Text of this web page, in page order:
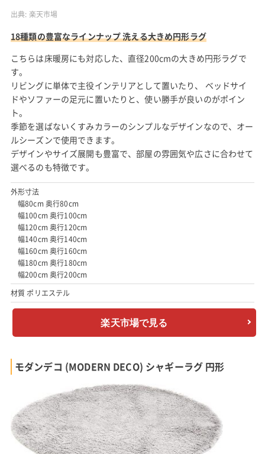
出典: 楽天市場
18種類の豊富なラインナップ 洗える大きめ円形ラグ
こちらは床暖房にも対応した、直径200cmの大きめ円形ラグで
す。
リビングに単体で主役インテリアとして置いたり、 ベッドサイ
ドやソファーの足元に置いたりと、使い勝手が良いのがポイン
ト。
季節を選ばないくすみカラーのシンプルなデザインなので、オー
ルシーズンで使用できます。
デザインやサイズ展開も豊富で、部屋の雰囲気や広さに合わせて
選べるのも特徴です。
外形寸法
幅80cm 奥行80cm
幅100cm 奥行100cm
幅120cm 奥行120cm
幅140cm 奥行140cm
幅160cm 奥行160cm
幅180cm 奥行180cm
幅200cm 奥行200cm
材質 ポリエステル
楽天市場で見る
モダンデコ (MODERN DECO) シャギーラグ 円形